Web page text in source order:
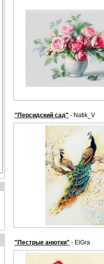
"Персидский сад" - Natik_V
"Пестрые анютки" - ElGra